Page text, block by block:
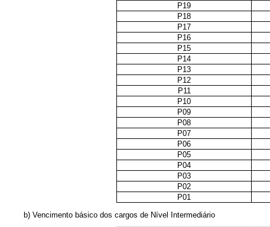
P19
P18
P17
P16
P15
P14
P13
P12
P11
P10
P09
P08
P07
P06
P05
P04
P03
P02
P01
b) Vencimento básico dos cargos de Nível Intermediário